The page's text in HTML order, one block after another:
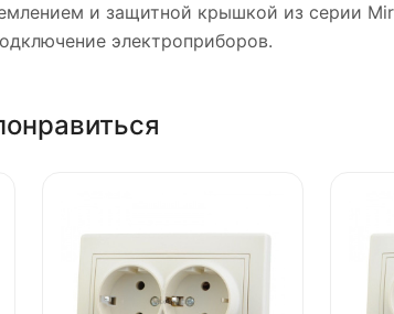
и защитной крышкой из серии
электроприборов.